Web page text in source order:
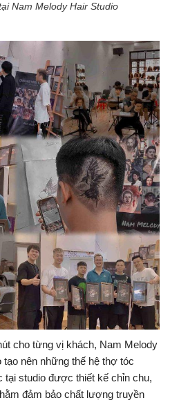
Nam Melody Hair Studio
cho từng vị khách, Nam Melody
tạo nên những thế hệ thợ tóc
tại studio được thiết kế chỉn chu,
đảm bảo chất lượng truyền